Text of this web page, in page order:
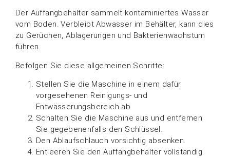
Der Auffangbehälter sammelt kontaminiertes Wasser
vom Boden. Verbleibt Abwasser im Behälter, kann dies
zu Gerüchen, Ablagerungen und Bakterienwachstum
führen.
Befolgen Sie diese allgemeinen Schritte:
Stellen Sie die Maschine in einem dafür
vorgesehenen Reinigungs- und
Entwässerungsbereich ab.
Schalten Sie die Maschine aus und entfernen
Sie gegebenenfalls den Schlüssel.
Den Ablaufschlauch vorsichtig absenken.
Entleeren Sie den Auffangbehälter vollständig.